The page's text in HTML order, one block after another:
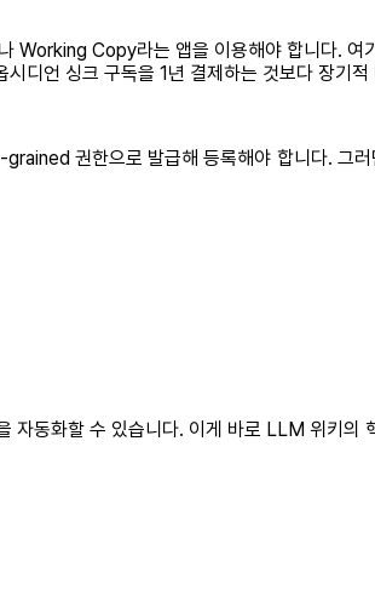
Working Copy라는 앱을 이용해야 합니다. 여
언 싱크 구독을 1년 결제하는 것보다 장기적
권한으로 발급해 등록해야 합니다. 그
동화할 수 있습니다. 이게 바로 LLM 위키